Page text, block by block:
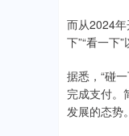
而从2024
下”“看一下
据悉，“碰
完成支付。
发展的态势。